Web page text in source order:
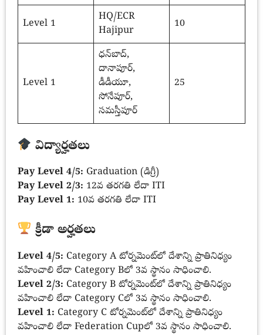
Level 1
HQ/ECR
Hajipur
10
Level 1
ధన్‌బాద్,
దానాపూర్,
డీడీయూ,
సోనేపూర్,
సమస్తీపూర్
25
విద్యార్హతలు
Pay Level 4/5: Graduation (డిగ్రీ)
Pay Level 2/3: 12వ తరగతి లేదా ITI
Pay Level 1: 10వ తరగతి లేదా ITI
క్రీడా అర్హతలు
Level 4/5: Category A టోర్నమెంట్‌లో దేశాన్ని ప్రాతినిధ్యం
వహించాలి లేదా Category Bలో 3వ స్థానం సాధించాలి.
Level 2/3: Category B టోర్నమెంట్‌లో దేశాన్ని ప్రాతినిధ్యం
వహించాలి లేదా Category Cలో 3వ స్థానం సాధించాలి.
Level 1: Category C టోర్నమెంట్‌లో దేశాన్ని ప్రాతినిధ్యం
వహించాలి లేదా Federation Cupలో 3వ స్థానం సాధించాలి.